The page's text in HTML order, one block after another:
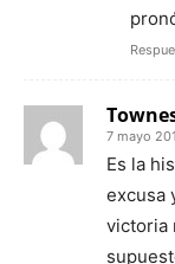
7 mayo
Es la
excusa
victoria